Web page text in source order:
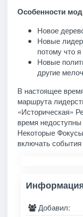
Особенности
Новое
Новые
потому что
Новые
другие
В настоящее
маршрута
«Историческая»
время
Некоторые
включать
Добавил: